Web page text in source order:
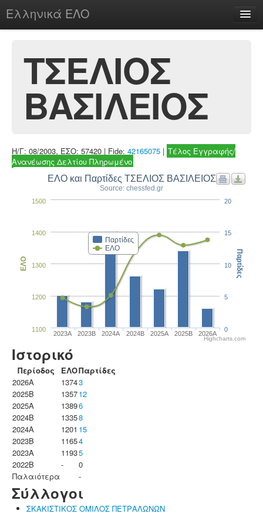
Ελληνικά ΕΛΟ
chesstu.be @ discord
Login
ΤΣΕΛΙΟΣ
ΒΑΣΙΛΕΙΟΣ
Η/Γ: 08/2003, ΕΣΟ: 57420 | Fide: 42165075 | Τέλος Εγγραφής/
Ανανέωσης Δελτίου Πληρωμένο
ΕΛΟ και Παρτίδες ΤΣΕΛΙΟΣ ΒΑΣΙΛΕΙΟΣ
Source: chessfed.gr
Παρτίδες
ΕΛΟ
2023Α 2023B 2024A 2024B 2025A 2025B 2026A
1200
1300
1400
1100
1500
ΕΛΟ
0
5
10
15
20
Παρτίδες
Highcharts.com
Ιστορικό
Περίοδος ΕΛΟΠαρτίδες
2026A
13743
2025B
135712
2025A
13896
2024B
13358
2024A
1201 15
2023B
11654
2023Α
11935
2022B
-
0
Παλαιότερα
-
Σύλλογοι
ΣΚΑΚΙΣΤΙΚΟΣ ΟΜΙΛΟΣ ΠΕΤΡΑΛΩΝΩΝ